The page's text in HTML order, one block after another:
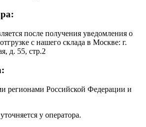
после получения уведомления о
с нашего склада в Москве: г.
д. 55, стр.2
регионами Российской Федерации и
у оператора.